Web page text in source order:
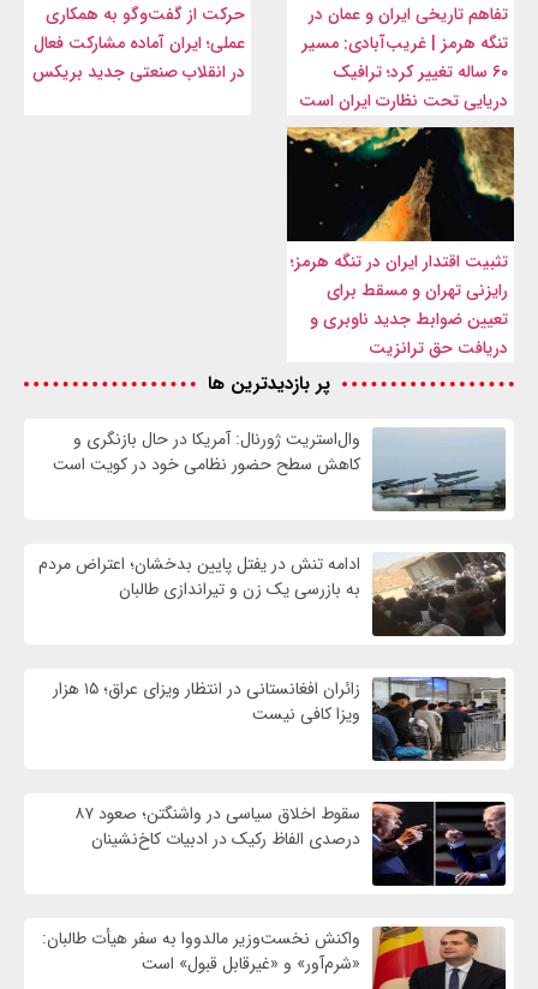
تفاهم تاریخی ایران و عمان در
تنگه هرمز | غریب‌آبادی: مسیر
۶۰ ساله تغییر کرد؛ ترافیک
دریایی تحت نظارت ایران است
حرکت از گفت‌وگو به همکاری
عملی؛ ایران آماده مشارکت فعال
در انقلاب صنعتی جدید بریکس
تثبیت اقتدار ایران در تنگه هرمز؛
رایزنی تهران و مسقط برای
تعیین ضوابط جدید ناوبری و
دریافت حق ترانزیت
پر بازدیدترین ها
وال‌استریت ژورنال: آمریکا در حال بازنگری و
کاهش سطح حضور نظامی خود در کویت است
ادامه تنش در یفتل پایین بدخشان؛ اعتراض مردم
به بازرسی یک زن و تیراندازی طالبان
زائران افغانستانی در انتظار ویزای عراق؛ ۱۵ هزار
ویزا کافی نیست
سقوط اخلاق سیاسی در واشنگتن؛ صعود ۸۷
درصدی الفاظ رکیک در ادبیات کاخ‌نشینان
واکنش نخست‌وزیر مالدووا به سفر هیأت طالبان:
«شرم‌آور» و «غیرقابل قبول» است